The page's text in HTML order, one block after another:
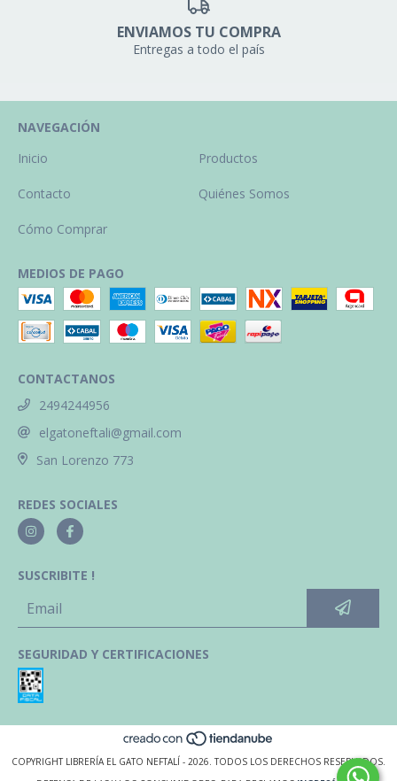
ENVIAMOS TU COMPRA
Entregas a todo el país
NAVEGACIÓN
Inicio
Productos
Contacto Quiénes Somos
Cómo Comprar
MEDIOS DE PAGO
CONTACTANOS
2494244956
elgatoneftali@gmail.com
San Lorenzo 773
REDES SOCIALES
SUSCRIBITE !
SEGURIDAD Y CERTIFICACIONES
COPYRIGHT LIBRERÍA EL GATO NEFTALÍ - 2026. TODOS LOS DERECHOS RESERVADOS.